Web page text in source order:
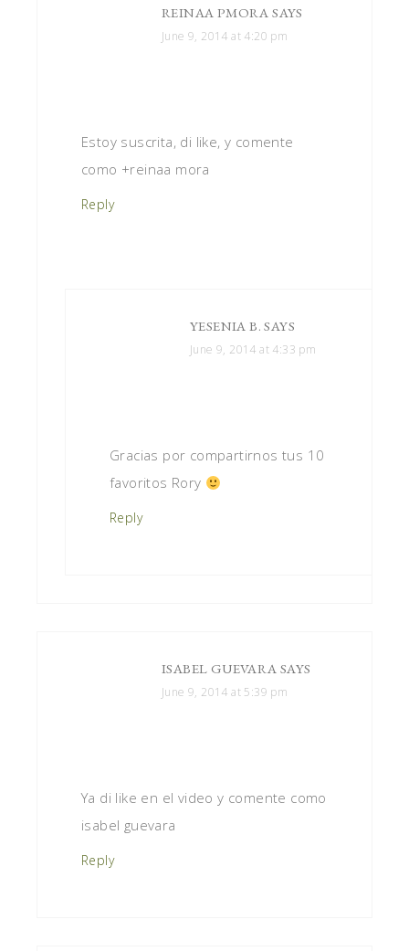
REINAA PMORA SAYS
June 9, 2014 at 4:20 pm
Estoy suscrita, di like, y comente
como +reinaa mora
Reply
YESENIA B. SAYS
June 9, 2014 at 4:33 pm
Gracias por compartirnos tus 10
favoritos Rory
Reply
ISABEL GUEVARA SAYS
June 9, 2014 at 5:39 pm
Ya di like en el video y comente como
isabel guevara
Reply